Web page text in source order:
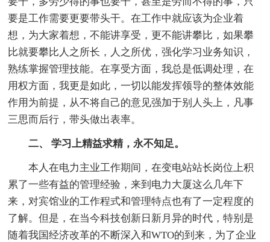
要是工作需要更要带头干。在工作中就应该为企业着
想，为大家着想，不能讲享受，更不能讲攀比，如果攀
比就要攀比人之所长，人之所优，强化学习业务知识，
熟练掌握管理技能。在享受方面，我总是低调处理，在
用权方面，我更是如此，一切以能发挥领导的整体效能
作用为前提，从不将自己的意见强加于别人头上，凡事
三思而后行，带头做出表率。
二、 学习上精益求精，永不知足。
本人在电力主业工作期间，在变电站站长岗位上积
累了一些有益的管理经验，来到电力大厦这么几年下
来，对宾馆业的工作程式和管理特点也有了一定程度的
了解。但是，在当今科技创新日新月异的时代，特别是
随着我国经济改革的不断深入和WTO的到来，为了企业